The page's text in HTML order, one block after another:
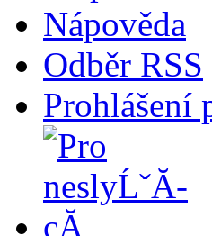
Nápověda
Odběr RSS
Prohlášení